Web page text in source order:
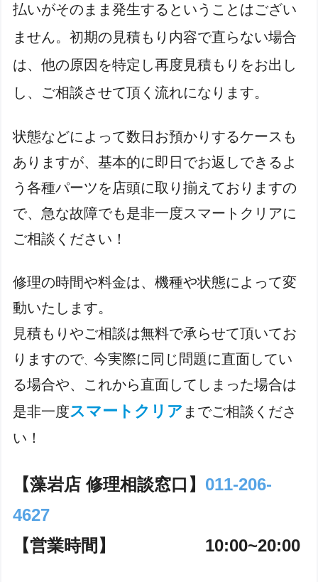
払いがそのまま発生するということはござい
ません。初期の見積もり内容で直らない場合
は、他の原因を特定し再度見積もりをお出し
し、ご相談させて頂く流れになります。
状態などによって数日お預かりするケースも
ありますが、基本的に即日でお返しできるよ
う各種パーツを店頭に取り揃えておりますの
で、急な故障でも是非一度スマートクリアに
ご相談ください！
修理の時間や料金は、機種や状態によって変
動いたします。
見積もりやご相談は無料で承らせて頂いてお
りますので、今実際に同じ問題に直面してい
る場合や、これから直面してしまった場合は
是非一度スマートクリア までご相談くださ
い！
【藻岩店 修理相談窓口】 011-206-
4627
【営業時間】 10:00~20:00